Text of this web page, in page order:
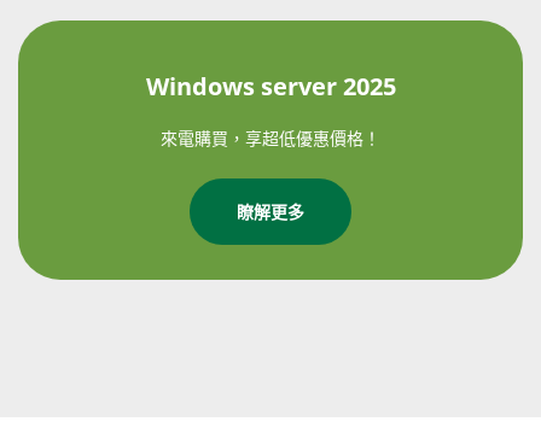
Windows server 2025
來電購買，享超低優惠價格！
瞭解更多